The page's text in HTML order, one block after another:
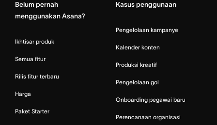
Belum pernah
menggunakan Asana?
Ikhtisar produk
Semua fitur
Rilis fitur terbaru
Harga
Paket Starter
Kasus penggunaan
Pengelolaan kampanye
Kalender konten
Produksi kreatif
Pengelolaan gol
Onboarding pegawai baru
Perencanaan organisasi